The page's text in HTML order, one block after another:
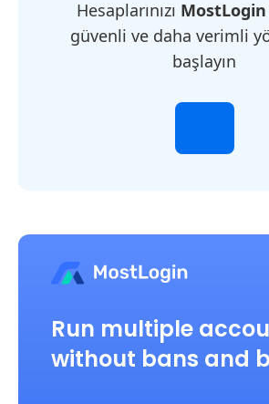
Hesaplarınızı MostLogin
güvenli ve daha verimli
başlayın
Run multiple
without bans and